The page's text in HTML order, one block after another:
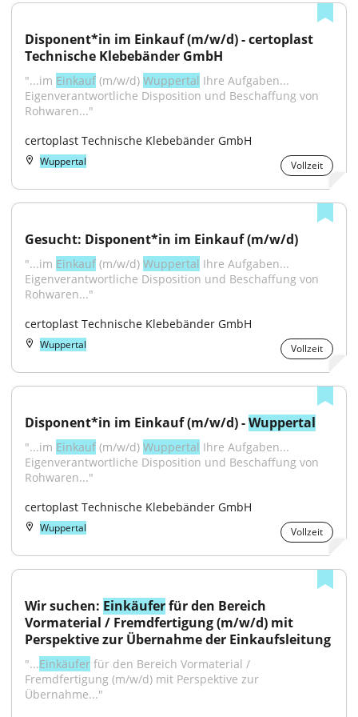
Disponent*in im Einkauf (m/w/d) - certoplast
Technische Klebebänder GmbH
"...im Einkauf (m/w/d) Wuppertal Ihre Aufgaben...
Eigenverantwortliche Disposition und Beschaffung von
Rohwaren..."
certoplast Technische Klebebänder GmbH
Wuppertal Vollzeit
Gesucht: Disponent*in im Einkauf (m/w/d)
"...im Einkauf (m/w/d) Wuppertal Ihre Aufgaben...
Eigenverantwortliche Disposition und Beschaffung von
Rohwaren..."
certoplast Technische Klebebänder GmbH
Wuppertal Vollzeit
Disponent*in im Einkauf (m/w/d) - Wuppertal
"...im Einkauf (m/w/d) Wuppertal Ihre Aufgaben...
Eigenverantwortliche Disposition und Beschaffung von
Rohwaren..."
certoplast Technische Klebebänder GmbH
Wuppertal Vollzeit
Wir suchen: Einkäufer für den Bereich
Vormaterial / Fremdfertigung (m/w/d) mit
Perspektive zur Übernahme der Einkaufsleitung
"...Einkäufer für den Bereich Vormaterial /
Fremdfertigung (m/w/d) mit Perspektive zur
Übernahme..."